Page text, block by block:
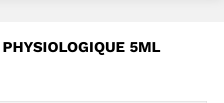
5ML